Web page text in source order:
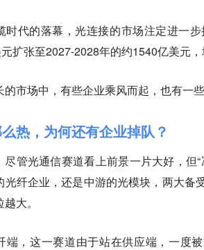
时代的落幕，光连接的市场注定进一
扩张至2027-2028年的约1540亿美元，
的市场中，有些企业乘风而起，也有一些
热，为何还有企业掉队？
尽管光通信赛道看上前景一片大好，但
光纤企业，还是中游的光模块，两大备
大。
端，这一赛道由于站在供应端，一度